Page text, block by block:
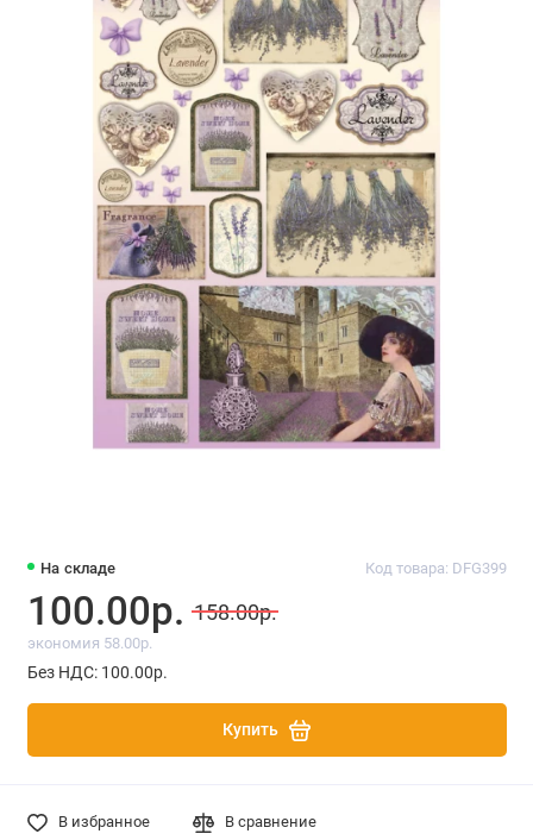
На складе Код товара: DFG399
100.00р. 158.00р.
экономия 58.00р.
Без НДС: 100.00р.
Купить
В избранное В сравнение